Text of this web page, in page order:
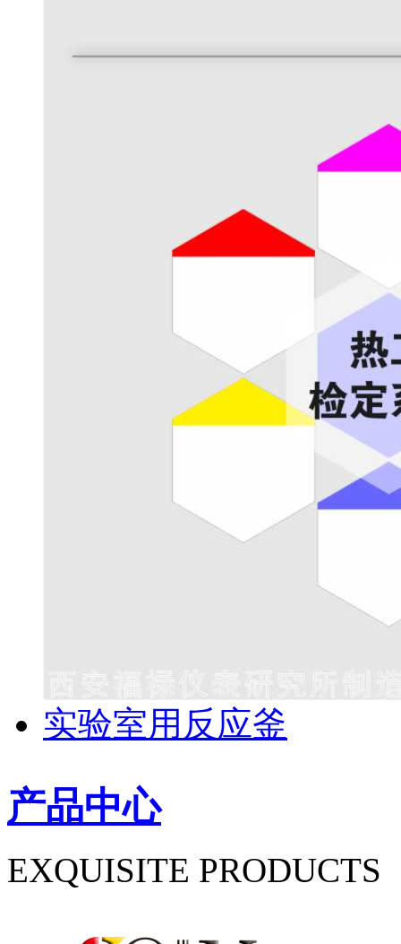
实验室用反应釜
产品中心
EXQUISITE PRODUCTS